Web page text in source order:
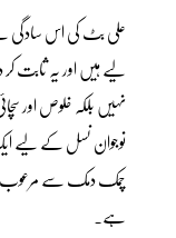
علی بٹ کی اس
لیے ہیں اور یہ ثابت
نہیں بلکہ خلوص اور
نوجوان نسل کے لیے
چمک دمک سے مرعوب ہو
ہے۔